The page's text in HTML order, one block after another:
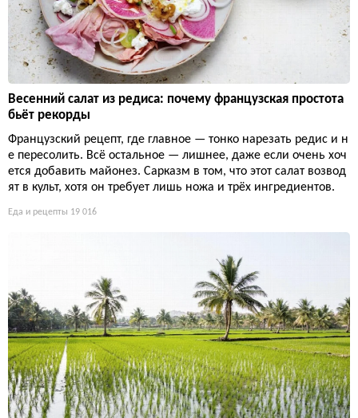
Весенний салат из редиса: почему французская простота
бьёт рекорды
Французский рецепт, где главное — тонко нарезать редис и н
е пересолить. Всё остальное — лишнее, даже если очень хоч
ется добавить майонез. Сарказм в том, что этот салат возвод
ят в культ, хотя он требует лишь ножа и трёх ингредиентов.
Еда и рецепты 19 016